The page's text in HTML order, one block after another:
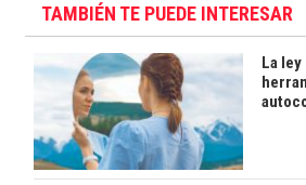
TAMBIÉN TE PUEDE INTERESAR
La